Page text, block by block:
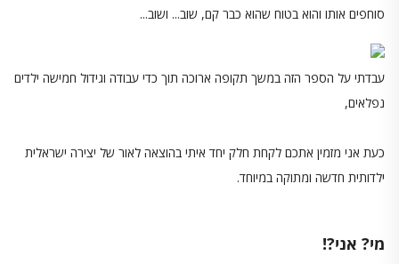
סוחפים אותו והוא בטוח שהוא כבר קם, שוב... ושוב...
עבדתי על הספר הזה במשך תקופה ארוכה תוך כדי עבודה וגידול חמישה ילדים
נפלאים,
כעת אני מזמין אתכם לקחת חלק יחד איתי בהוצאה לאור של יצירה ישראלית
ילדותית חדשה ומתוקה במיוחד.
מי? אני?!